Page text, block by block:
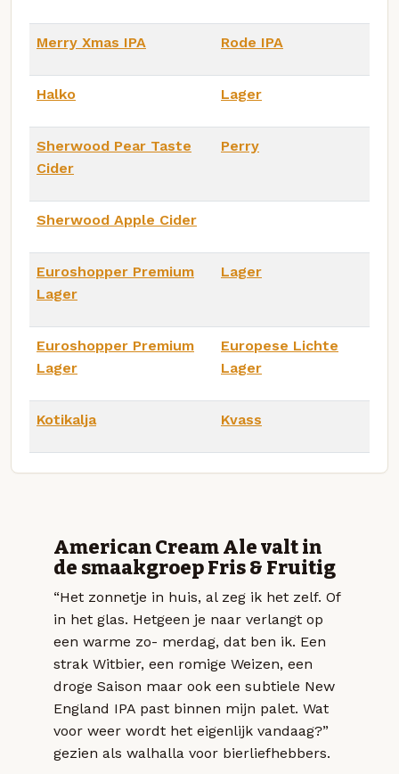
Merry Xmas IPA Rode IPA
Halko Lager
Sherwood Pear Taste
Cider
Perry
Sherwood Apple Cider
Euroshopper Premium
Lager
Lager
Euroshopper Premium
Lager
Europese Lichte
Lager
Kotikalja Kvass
American Cream Ale valt in
de smaakgroep Fris & Fruitig
“Het zonnetje in huis, al zeg ik het zelf. Of
in het glas. Hetgeen je naar verlangt op
een warme zo- merdag, dat ben ik. Een
strak Witbier, een romige Weizen, een
droge Saison maar ook een subtiele New
England IPA past binnen mijn palet. Wat
voor weer wordt het eigenlijk vandaag?”
gezien als walhalla voor bierliefhebbers.